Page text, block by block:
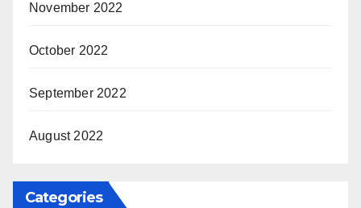
November 2022
October 2022
September 2022
August 2022
Categories